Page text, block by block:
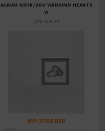
ALBUM 13X18/200 WEDDING HEARTS
W
Šifra: K2954W
MP: 3750 RSD